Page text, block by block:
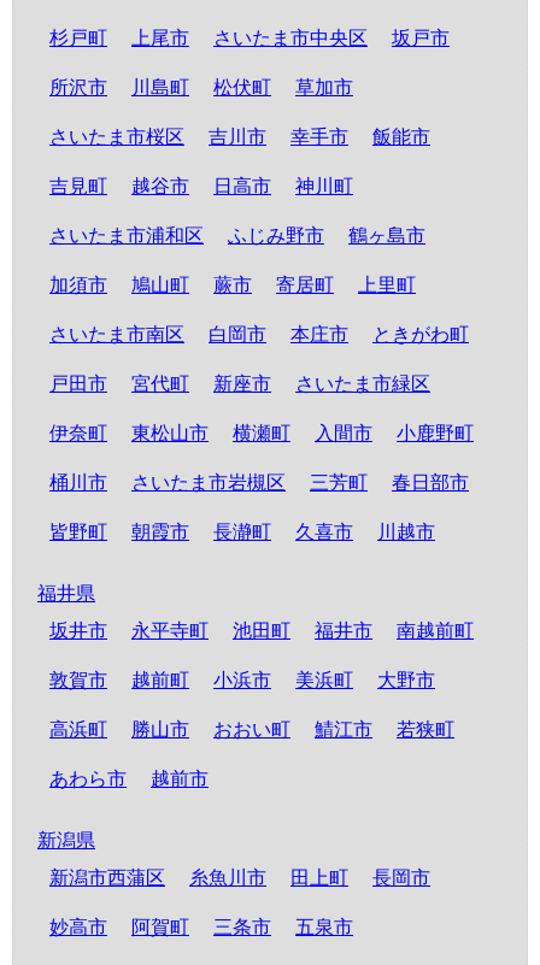
杉戸町 上尾市 さいたま市中央区 坂戸市
所沢市 川島町 松伏町 草加市
さいたま市桜区 吉川市 幸手市 飯能市
吉見町 越谷市 日高市 神川町
さいたま市浦和区 ふじみ野市 鶴ヶ島市
加須市 鳩山町 蕨市 寄居町 上里町
さいたま市南区 白岡市 本庄市 ときがわ町
戸田市 宮代町 新座市 さいたま市緑区
伊奈町 東松山市 横瀬町 入間市 小鹿野町
桶川市 さいたま市岩槻区 三芳町 春日部市
皆野町 朝霞市 長瀞町 久喜市 川越市
福井県
坂井市
永平寺町 池田町 福井市 南越前町
敦賀市 越前町 小浜市 美浜町 大野市
高浜町 勝山市 おおい町 鯖江市 若狭町
あわら市 越前市
新潟県
新潟市西蒲区
糸魚川市 田上町 長岡市
妙高市 阿賀町 三条市 五泉市